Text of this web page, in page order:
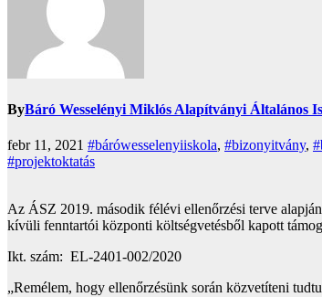
ByBáró Wesselényi Miklós Alapítványi Általános
febr 11, 2021 #bárówesselenyiiskola, #bizonyitvány,
#projektoktatás
Az ÁSZ 2019. második félévi ellenőrzési terve
kívüli fenntartói központi költségvetésből kapott
Ikt. szám: EL-2401-002/2020
„Remélem, hogy ellenőrzésünk során közvetíteni